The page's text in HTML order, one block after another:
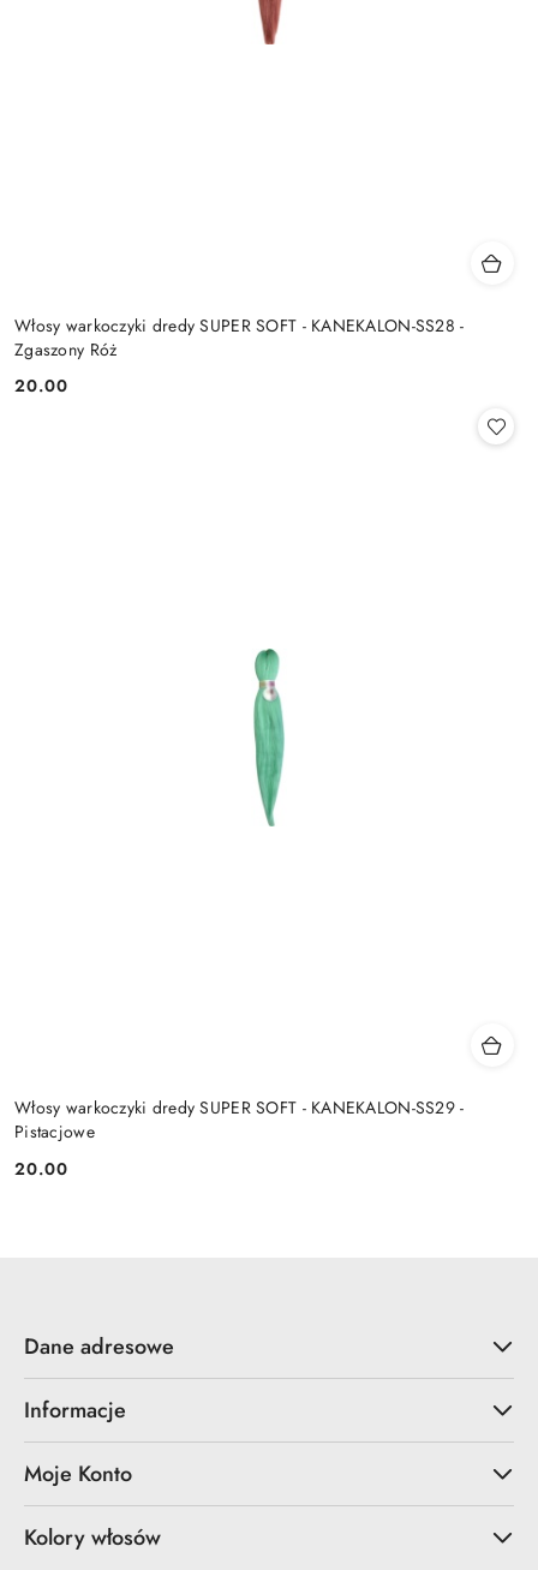
Włosy warkoczyki dredy SUPER SOFT - KANEKALON-SS28 -
Zgaszony Róż
Cena:
20.00
Włosy warkoczyki dredy SUPER SOFT - KANEKALON-SS29 -
Pistacjowe
Cena:
20.00
Dane adresowe
Informacje
Moje Konto
Kolory włosów